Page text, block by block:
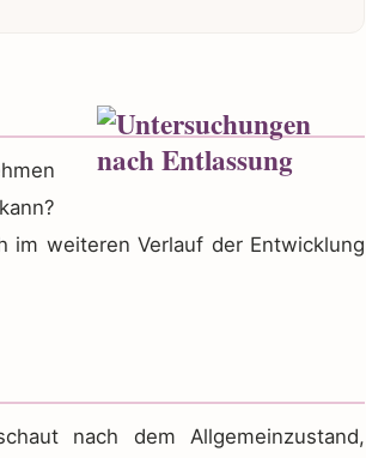
im weiteren Verlauf der Entwicklung
nach dem Allgemeinzustand,